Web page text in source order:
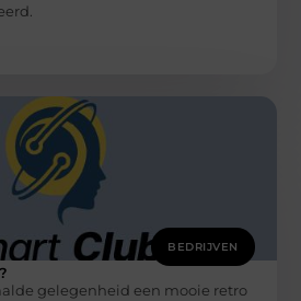
BEDRIJVEN
gelegenheid een mooie retro